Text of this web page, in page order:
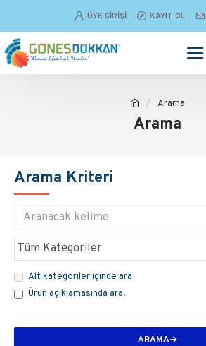
ÜYE GIRIŞI KAYIT OL
Arama
Arama
Arama Kriteri
Alt kategoriler içinde ara
Ürün açıklamasında ara.
ARAMA